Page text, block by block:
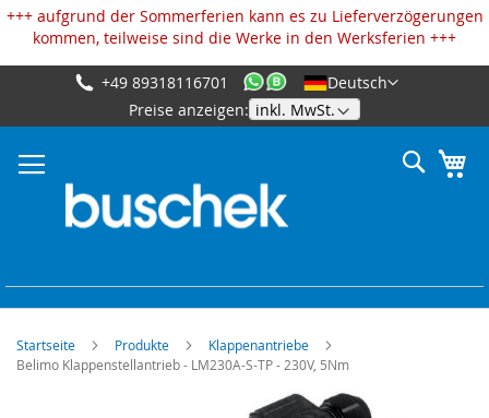
+++ aufgrund der Sommerferien kann es zu Lieferverzögerungen
kommen, teilweise sind die Werke in den Werksferien +++
Zum
Inhalt
Deutsch
Preise anzeigen:
+49 89318116701
Suche
Startseite Produkte
Klappenantriebe
Belimo Klappenstellantrieb - LM230A-S-TP - 230V, 5Nm
Cookie-Einstellungen